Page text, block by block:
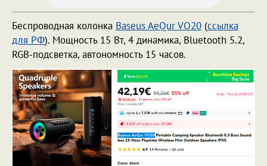
Беспроводная колонка Baseus AeQur VO20 (ссылка
для РФ). Мощность 15 Вт, 4 динамика, Bluetooth 5.2,
RGB-подсветка, автономность 15 часов.